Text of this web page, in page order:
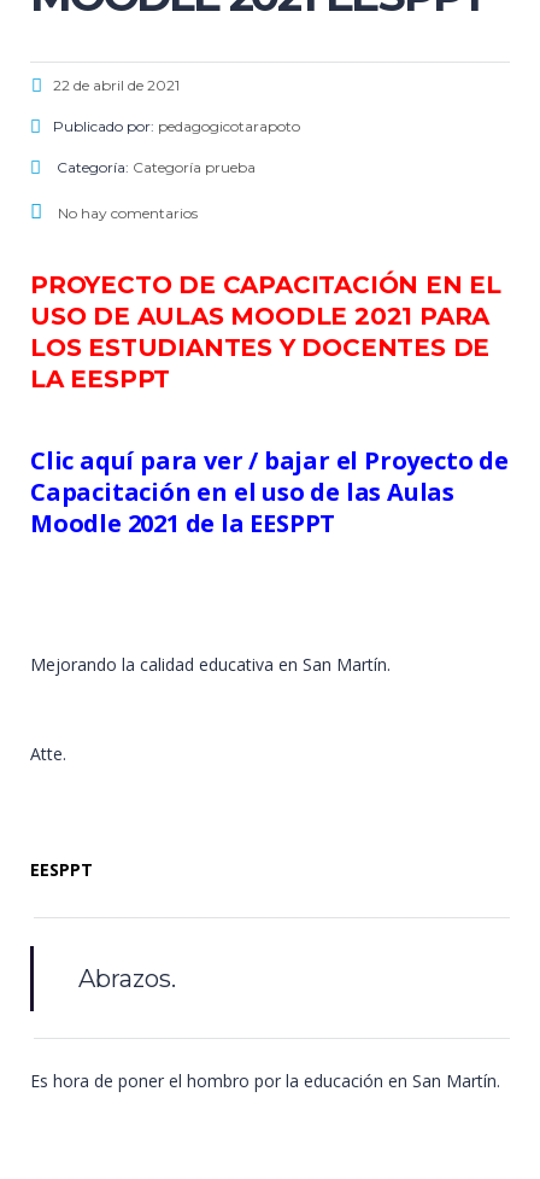
22 de abril de 2021
Publicado por: pedagogicotarapoto
Categoría: Categoría prueba
No hay comentarios
PROYECTO DE CAPACITACIÓN EN EL
USO DE AULAS MOODLE 2021 PARA
LOS ESTUDIANTES Y DOCENTES DE
LA EESPPT
Clic aquí para ver / bajar el Proyecto de
Capacitación en el uso de las Aulas
Moodle 2021 de la EESPPT
Mejorando la calidad educativa en San Martín.
Atte.
EESPPT
Abrazos.
Es hora de poner el hombro por la educación en San Martín.